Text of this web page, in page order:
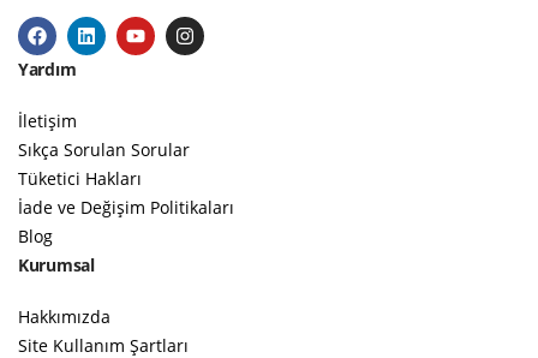
Yardım
İletişim
Sıkça Sorulan Sorular
Tüketici Hakları
İade ve Değişim Politikaları
Blog
Kurumsal
Hakkımızda
Site Kullanım Şartları